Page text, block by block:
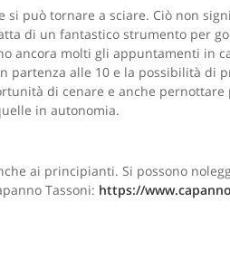
si può tornare a sciare. Ciò non
di un fantastico strumento per
ancora molti gli appuntamenti in
partenza alle 10 e la possibilità di
di cenare e anche
in autonomia.
ai principianti. Si possono
Tassoni: https://